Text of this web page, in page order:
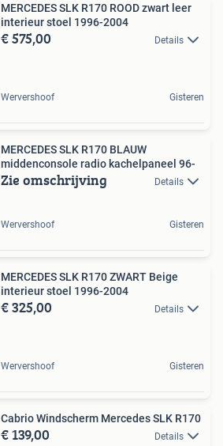
MERCEDES SLK R170 ROOD zwart leer
interieur stoel 1996-2004
€ 575,00 Details
Wervershoof Gisteren
MERCEDES SLK R170 BLAUW
middenconsole radio kachelpaneel 96-
Zie omschrijving Details
Wervershoof Gisteren
MERCEDES SLK R170 ZWART Beige
interieur stoel 1996-2004
€ 325,00 Details
Wervershoof Gisteren
Cabrio Windscherm Mercedes SLK R170
€ 139,00 Details